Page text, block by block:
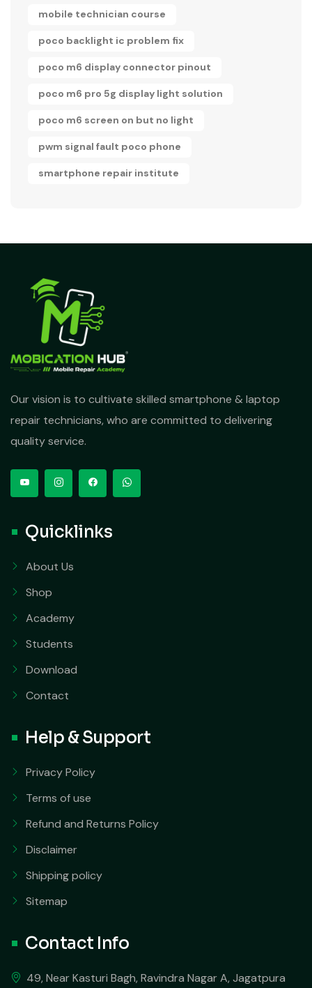
mobile technician course
poco backlight ic problem fix
poco m6 display connector pinout
poco m6 pro 5g display light solution
poco m6 screen on but no light
pwm signal fault poco phone
smartphone repair institute
Our vision is to cultivate skilled smartphone & laptop
repair technicians, who are committed to delivering
quality service.
Quicklinks
About Us
Shop
Academy
Students
Download
Contact
Help & Support
Privacy Policy
Terms of use
Refund and Returns Policy
Disclaimer
Shipping policy
Sitemap
Contact Info
49, Near Kasturi Bagh, Ravindra Nagar A, Jagatpura